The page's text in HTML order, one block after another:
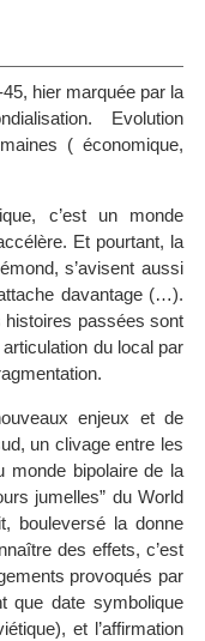
hier marquée par la
Evolution
( économique,
c’est un monde
Et pourtant, la
s’avisent aussi
davantage (…).
passées sont
du local par
enjeux et de
un clivage entre les
monde bipolaire de la
jumelles” du World
bouleversé la donne
des effets, c’est
provoqués par
que date symbolique
et l’affirmation